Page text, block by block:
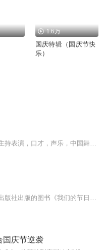
1.6万
国庆特辑（国庆节快
乐）
国庆节逆袭